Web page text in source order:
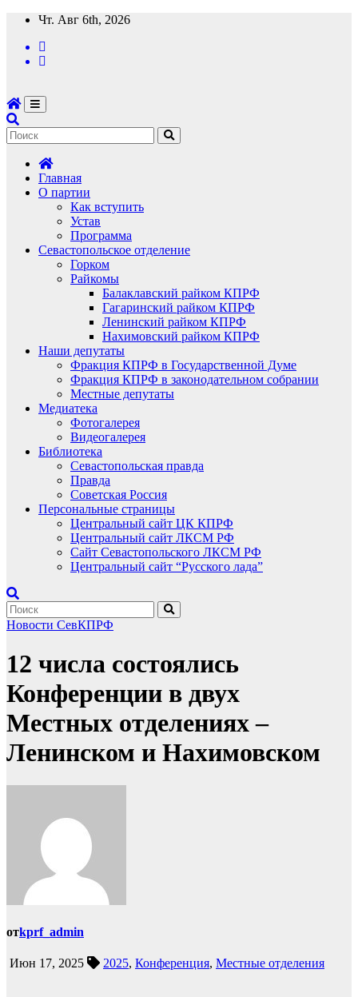
Перейти
содержимому
Чт. Авг 6th, 2026
Главная
О партии
Как вступить
Устав
Программа
Севастопольское отделение
Горком
Райкомы
Балаклавский райком КПРФ
Гагаринский райком КПРФ
Ленинский райком КПРФ
Нахимовский райком КПРФ
Наши депутаты
Фракция КПРФ в Государственной Думе
Фракция КПРФ в законодательном собрании
Местные депутаты
Медиатека
Фотогалерея
Видеогалерея
Библиотека
Севастопольская правда
Правда
Советская Россия
Персональные страницы
Центральный сайт ЦК КПРФ
Центральный сайт ЛКСМ РФ
Сайт Севастопольского ЛКСМ РФ
Центральный сайт “Русского лада”
Новости СевКПРФ
12 числа состоялись
Конференции в двух
Местных отделениях –
Ленинском и Нахимовском
отkprf_admin
Июн 17, 2025 2025, Конференция, Местные отделения